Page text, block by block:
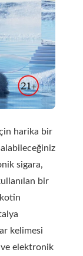
harika bir
sigara,
bir
kelimesi
ve elektronik